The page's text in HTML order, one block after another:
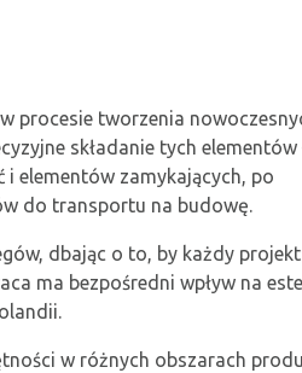
procesie tworzenia
składanie tych elementów
elementów zamykających, po
do transportu na budowę.
dbając o to, by każdy projekt
ma bezpośredni wpływ na
w różnych obszarach